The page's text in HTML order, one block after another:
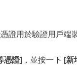
證用於驗證用戶端
憑證]，並按一下 [新